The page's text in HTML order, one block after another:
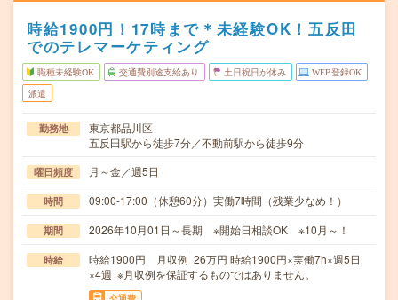
時給1900円！17時まで＊未経験OK！五反田
でのテレマーケティング
職種未経験OK 交通費別途支給あり 土日祝日が休み WEB登録OK
派遣
勤務地
東京都品川区
五反田駅から徒歩7分／不動前駅から徒歩9分
曜日頻度 月～金／週5日
時間 09:00-17:00（休憩60分）実働7時間（残業少なめ！）
期間 2026年10月01日～長期 ※開始日相談OK ※10月～！
時給
時給1900円 月収例 26万円 時給1900円×実働7h×週5日
×4週 ※月収例を保証するものではありません。